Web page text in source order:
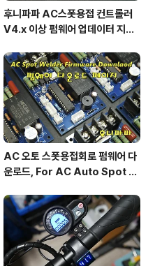
후니파파 AC스폿용접 컨트롤러
V4.x 이상 펌웨어 업데이터 지그
AC 오토 스폿용접회로 펌웨어 다
운로드, For AC Auto Spot W
ad by 후니파파